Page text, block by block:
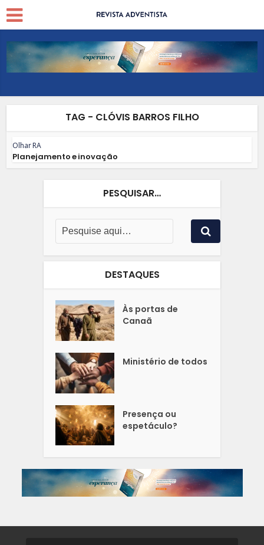
TAG - CLÓVIS BARROS FILHO
Olhar RA
Planejamento e inovação
PESQUISAR…
DESTAQUES
Às portas de
Canaã
Ministério de todos
Presença ou
espetáculo?